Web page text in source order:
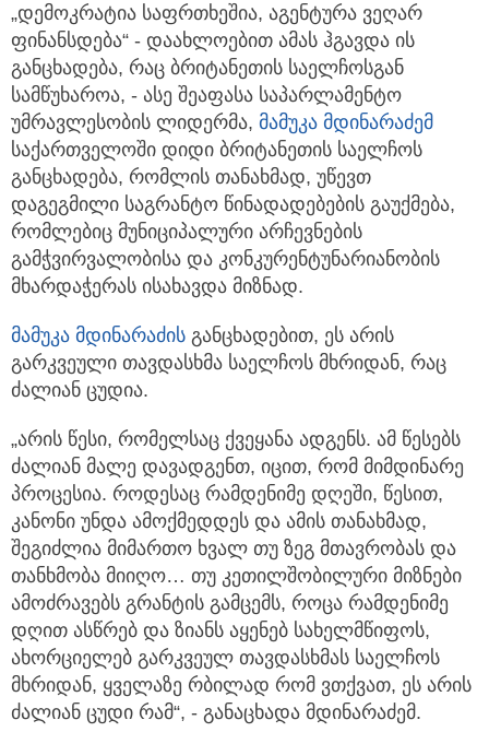
„დემოკრატია საფრთხეშია, აგენტურა ვეღარ
ფინანსდება“ - დაახლოებით ამას ჰგავდა ის
განცხადება, რაც ბრიტანეთის საელჩოსგან
სამწუხაროა, - ასე შეაფასა საპარლამენტო
უმრავლესობის ლიდერმა, მამუკა მდინარაძემ
საქართველოში დიდი ბრიტანეთის საელჩოს
განცხადება, რომლის თანახმად, უწევთ
დაგეგმილი საგრანტო წინადადებების გაუქმება,
რომლებიც მუნიციპალური არჩევნების
გამჭვირვალობისა და კონკურენტუნარიანობის
მხარდაჭერას ისახავდა მიზნად.
მამუკა მდინარაძის განცხადებით, ეს არის
გარკვეული თავდასხმა საელჩოს მხრიდან, რაც
ძალიან ცუდია.
„არის წესი, რომელსაც ქვეყანა ადგენს. ამ წესებს
ძალიან მალე დავადგენთ, იცით, რომ მიმდინარე
პროცესია. როდესაც რამდენიმე დღეში, წესით,
კანონი უნდა ამოქმედდეს და ამის თანახმად,
შეგიძლია მიმართო ხვალ თუ ზეგ მთავრობას და
თანხმობა მიიღო… თუ კეთილშობილური მიზნები
ამოძრავებს გრანტის გამცემს, როცა რამდენიმე
დღით ასწრებ და ზიანს აყენებ სახელმწიფოს,
ახორციელებ გარკვეულ თავდასხმას საელჩოს
მხრიდან, ყველაზე რბილად რომ ვთქვათ, ეს არის
ძალიან ცუდი რამ“, - განაცხადა მდინარაძემ.